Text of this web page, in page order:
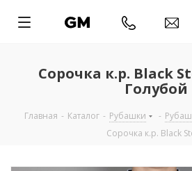
Сорочка к.р. Black
Голубой
Главная - Каталог - Рубашки -
Сорочка к.р. Black